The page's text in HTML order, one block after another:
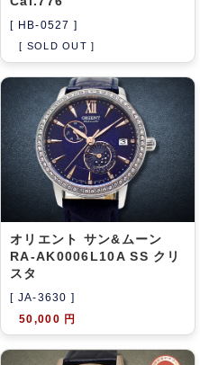
[ HB-0527 ]
[ SOLD OUT ]
オリエント サン&ムーン
RA-AK0006L10A SS クリ
スタ
[ JA-3630 ]
50,000 円